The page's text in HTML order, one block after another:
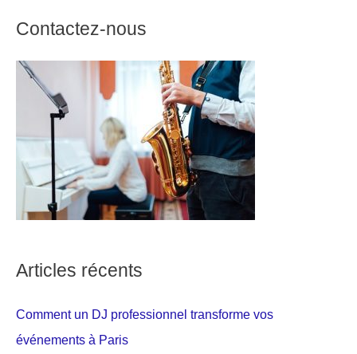
Contactez-nous
Articles récents
Comment un DJ professionnel transforme vos
événements à Paris